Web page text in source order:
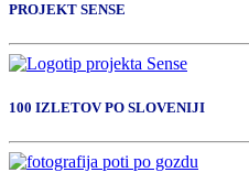
PROJEKT SENSE
100 IZLETOV PO SLOVENIJI